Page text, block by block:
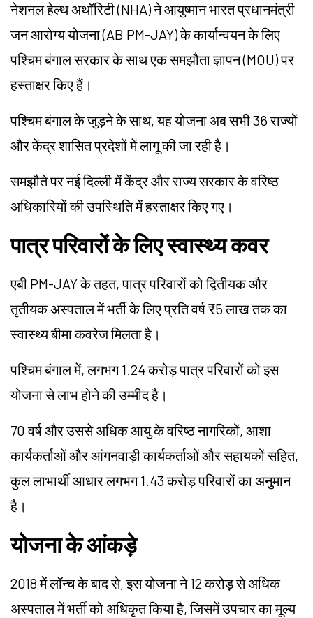
नेशनल हेल्थ अथॉरिटी (NHA) ने आयुष्मान भारत प्रधानमंत्री
जन आरोग्य योजना (AB PM-JAY) के कार्यान्वयन के लिए
पश्चिम बंगाल सरकार के साथ एक समझौता ज्ञापन (MOU) पर
हस्ताक्षर किए हैं।
पश्चिम बंगाल के जुड़ने के साथ, यह योजना अब सभी 36 राज्यों
और केंद्र शासित प्रदेशों में लागू की जा रही है।
समझौते पर नई दिल्ली में केंद्र और राज्य सरकार के वरिष्ठ
अधिकारियों की उपस्थिति में हस्ताक्षर किए गए।
पात्र परिवारों के लिए स्वास्थ्य कवर
एबी PM-JAY के तहत, पात्र परिवारों को द्वितीयक और
तृतीयक अस्पताल में भर्ती के लिए प्रति वर्ष ₹5 लाख तक का
स्वास्थ्य बीमा कवरेज मिलता है।
पश्चिम बंगाल में, लगभग 1.24 करोड़ पात्र परिवारों को इस
योजना से लाभ होने की उम्मीद है।
70 वर्ष और उससे अधिक आयु के वरिष्ठ नागरिकों, आशा
कार्यकर्ताओं और आंगनवाड़ी कार्यकर्ताओं और सहायकों सहित,
कुल लाभार्थी आधार लगभग 1.43 करोड़ परिवारों का अनुमान
है।
योजना के आंकड़े
2018 में लॉन्च के बाद से, इस योजना ने 12 करोड़ से अधिक
अस्पताल में भर्ती को अधिकृत किया है, जिसमें उपचार का मूल्य